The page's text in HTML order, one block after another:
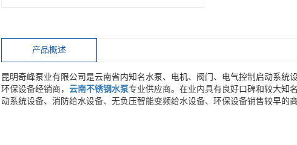
产品概述
昆明奇峰泵业有限公司是云南省内知名水泵、电机、阀门、电气控制启动系统
环保设备经销商， 云南不锈钢水泵专业供应商。在业内具有良好口碑和较大知
动系统设备、消防给水设备、无负压智能变频给水设备、环保设备销售较早的商